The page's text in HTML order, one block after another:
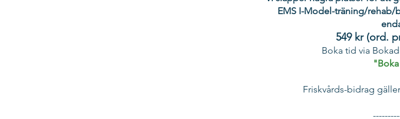
EMS I-Model-träning/
549 kr (ord.
Boka tid via
Friskvårds-bidrag